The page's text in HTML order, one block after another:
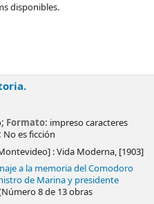
disponibles.
; Formato: impreso caracteres
No es ficción
:Vida Moderna, [1903]
a la memoria del Comodoro
de Marina y presidente
8 de 13 obras